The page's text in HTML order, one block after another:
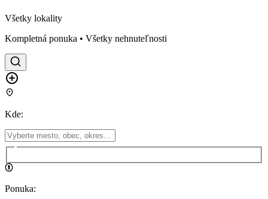
Všetky lokality
Kompletná ponuka • Všetky nehnuteľnosti
Kde:
Ponuka: